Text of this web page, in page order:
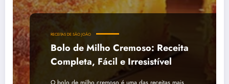
RECEITAS DE SÃO JOÃO
Bolo de Milho Cremoso: Receita
Completa, Fácil e Irresistível